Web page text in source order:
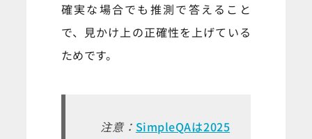
確実な場合でも推測で答えること
で、見かけ上の正確性を上げている
ためです。
注意： SimpleQAは2025